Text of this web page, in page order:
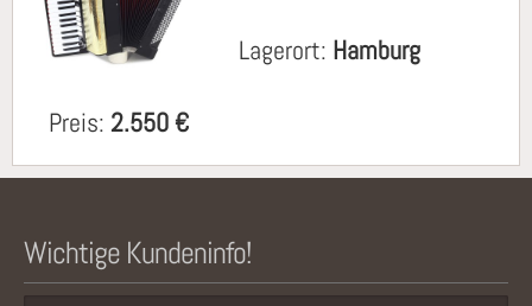
Lagerort: Hamburg
Preis: 2.550 €
Wichtige Kundeninfo!